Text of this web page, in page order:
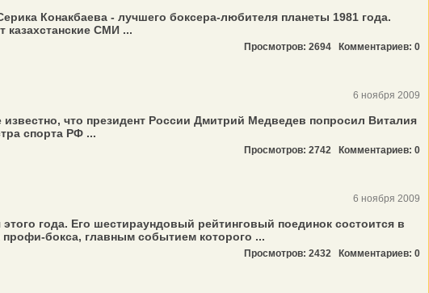
Конакбаева - лучшего боксера-любителя планеты 1981 года.
СМИ ...
Просмотров: 2694 Комментариев: 0
6 ноября 2009
что президент России Дмитрий Медведев попросил Виталия
спорта РФ ...
Просмотров: 2742 Комментариев: 0
6 ноября 2009
года. Его шестираундовый рейтинговый поединок состоится в
бокса, главным событием которого ...
Просмотров: 2432 Комментариев: 0